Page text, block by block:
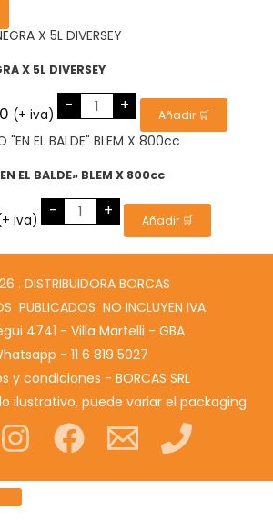
X 5L DIVERSEY
(+ iva) - CERA
8M
NEGRA
X
5L
cantidad
+ Añadir 🛒
EL BALDE» BLEM X 800cc
iva) - CERA
ECHO
"EN
BALDE"
X
800cc
cantidad
+ Añadir 🛒
. DISTRIBUIDORA BORCAS
PUBLICADOS NO INCLUYEN IVA
4741 - Villa Martelli - GBA
- 11 6 819 5027
y condiciones - BORCAS SRL
ilustrativo, puede variar el packaging